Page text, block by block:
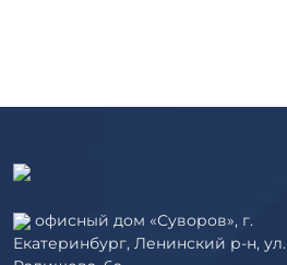
офисный дом «Суворов», г.
Екатеринбург, Ленинский р-н, ул.